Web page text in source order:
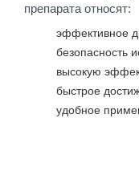
препарата относят:
эффективное
безопасность
высокую
быстрое
удобное